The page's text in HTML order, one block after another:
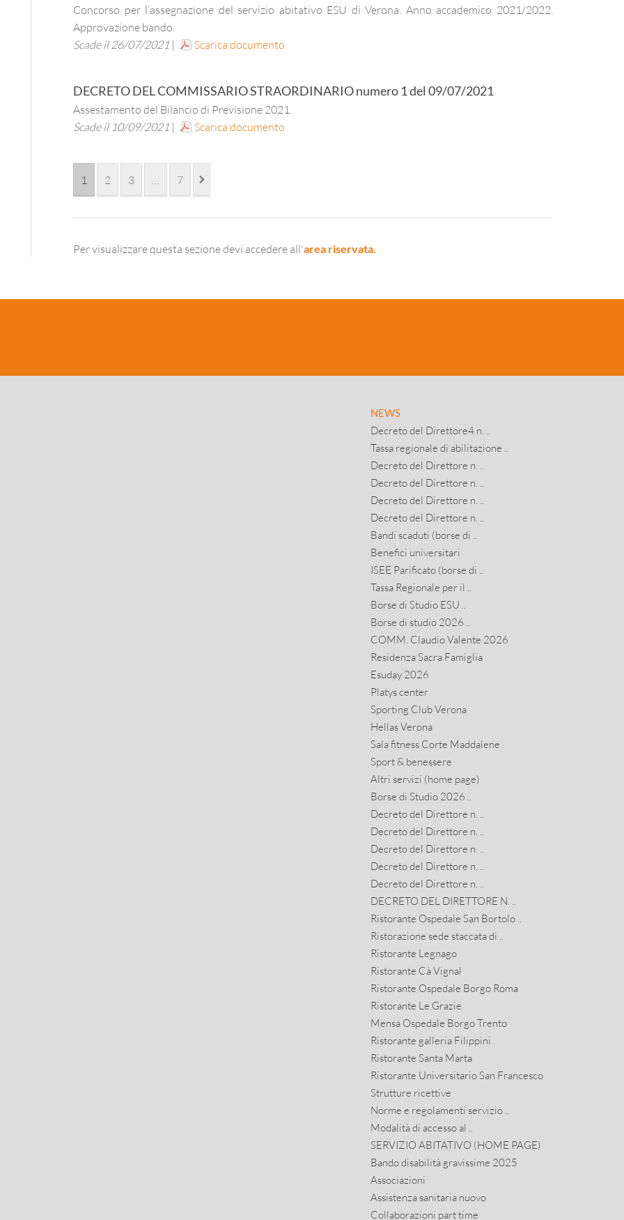
Concorso per l’assegnazione del servizio abitativo ESU di Verona. Anno accademico 2021/2022.
Approvazione bando.
Scade il 26/07/2021 | Scarica documento
DECRETO DEL COMMISSARIO STRAORDINARIOnumero 1del 09/07/2021
Assestamento del Bilancio di Previsione 2021.
Scade il 10/09/2021 | Scarica documento
1 2 3 7
Per visualizzare questa sezione devi accedere all'area riservata.
NEWS
Decreto del Direttore4 n. ..
Tassa regionale di abilitazione ..
Decreto del Direttore n. ..
Decreto del Direttore n. ..
Decreto del Direttore n. ..
Decreto del Direttore n. ..
Bandi scaduti (borse di ..
Benefici universitari
ISEE Parificato (borse di ..
Tassa Regionale per il ..
Borse di Studio ESU ..
Borse di studio 2026 ..
COMM. Claudio Valente 2026
Residenza Sacra Famiglia
Esuday 2026
Platys center
Sporting Club Verona
Hellas Verona
Sala fitness Corte Maddalene
Sport & benessere
Altri servizi (home page)
Borse di Studio 2026 ..
Decreto del Direttore n. ..
Decreto del Direttore n. ..
Decreto del Direttore n. ..
Decreto del Direttore n. ..
Decreto del Direttore n. ..
DECRETO DEL DIRETTORE N. ..
Ristorante Ospedale San Bortolo ..
Ristorazione sede staccata di ..
Ristorante Legnago
Ristorante Cà Vignal
Ristorante Ospedale Borgo Roma
Ristorante Le Grazie
Mensa Ospedale Borgo Trento
Ristorante galleria Filippini
Ristorante Santa Marta
Ristorante Universitario San Francesco
Strutture ricettive
Norme e regolamenti servizio ..
Modalità di accesso al ..
SERVIZIO ABITATIVO (HOME PAGE)
Bando disabilità gravissime 2025
Associazioni
Assistenza sanitaria nuovo
Collaborazioni part time